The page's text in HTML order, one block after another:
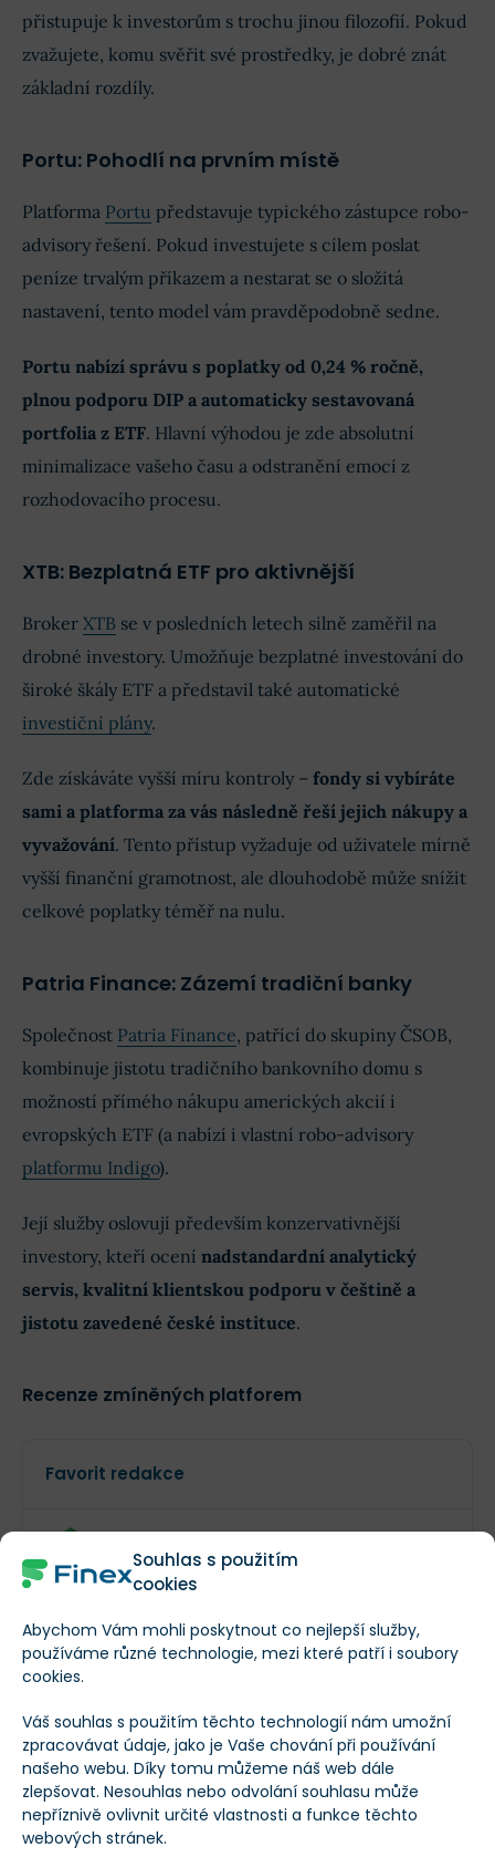
Souhlas s použitím
cookies
Abychom Vám mohli poskytnout co nejlepší služby,
používáme různé technologie, mezi které patří i soubory
cookies.
Váš souhlas s použitím těchto technologií nám umožní
zpracovávat údaje, jako je Vaše chování při používání
našeho webu. Díky tomu můžeme náš web dále
zlepšovat. Nesouhlas nebo odvolání souhlasu může
nepříznivě ovlivnit určité vlastnosti a funkce těchto
webových stránek.
přistupuje k investorům s trochu jinou filozofií. Pokud
zvažujete, komu svěřit své prostředky, je dobré znát
základní rozdíly.
Portu: Pohodlí na prvním místě
Platforma Portu představuje typického zástupce robo-
advisory řešení. Pokud investujete s cílem poslat
peníze trvalým příkazem a nestarat se o složitá
nastavení, tento model vám pravděpodobně sedne.
Portu nabízí správu s poplatky od 0,24 % ročně,
plnou podporu DIP a automaticky sestavovaná
portfolia z ETF. Hlavní výhodou je zde absolutní
minimalizace vašeho času a odstranění emocí z
rozhodovacího procesu.
XTB: Bezplatná ETF pro aktivnější
Broker XTB se v posledních letech silně zaměřil na
drobné investory. Umožňuje bezplatné investování do
široké škály ETF a představil také automatické
investiční plány.
Zde získáváte vyšší míru kontroly – fondy si vybíráte
sami a platforma za vás následně řeší jejich nákupy a
vyvažování. Tento přístup vyžaduje od uživatele mírně
vyšší finanční gramotnost, ale dlouhodobě může snížit
celkové poplatky téměř na nulu.
Patria Finance: Zázemí tradiční banky
Společnost Patria Finance, patřící do skupiny ČSOB,
kombinuje jistotu tradičního bankovního domu s
možností přímého nákupu amerických akcií i
evropských ETF (a nabízí i vlastní robo-advisory
platformu Indigo).
Její služby oslovují především konzervativnější
investory, kteří ocení nadstandardní analytický
servis, kvalitní klientskou podporu v češtině a
jistotu zavedené české instituce.
Recenze zmíněných platforem
Favorit redakce
Portu
Promo akce: Chcete začít investovat na Portu? S promo
kódem
Výhody
Nulové vstupní i výstupní poplatky
Slevy mohou srazit poplatek na 0,24 %